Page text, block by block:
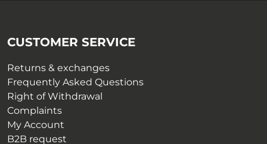
CUSTOMER SERVICE
Returns & exchanges
Frequently Asked Questions
Right of Withdrawal
Complaints
My Account
B2B request